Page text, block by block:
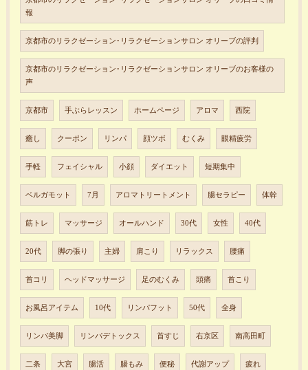
報
京都市のリラクゼーション･リラクゼーションサロン オリーブの評判
京都市のリラクゼーション･リラクゼーションサロン オリーブのお客様の
声
京都市 手ぶらレッスン ホームページ アロマ 西院
癒し クーポン リンパ 顔ツボ むくみ 眼精疲労
手軽 フェイシャル 小顔 ダイエット 短期集中
ベルガモット 7月 アロマトリートメント 腸セラピー 体幹
筋トレ マッサージ オールハンド 30代 女性 40代
20代 脚の張り 主婦 肩こり リラックス 腰痛
首コリ ヘッドマッサージ 足のむくみ 頭痛 首こり
お風呂アイテム 10代 リンパフット 50代 全身
リンパ美脚 リンパデトックス 首すじ 右京区 南高田町
二条 大宮 腸活 腸もみ 便秘 代謝アップ 疲れ